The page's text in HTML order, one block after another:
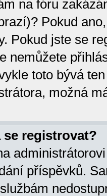
na fóru
Pokud
Pokud jste se
nemůžete
toto bývá
možná
se registrovat?
příspěvků.